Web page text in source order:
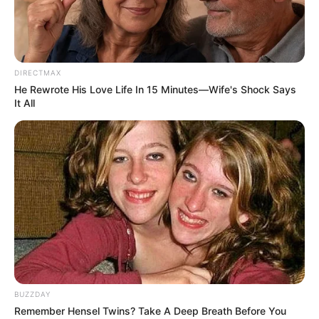
Talksik(Trans TV)
The Comment(NET.)
Ting Ting Kul Show(MNCTV)
Tonight Show(NET.)
Quotes
–
FAQ
Siapa Diah Permatasari?
Dia adalah aktris, model kelahiran Surakarta, Jawa Tengah.
Siapa nama asli Diah Permatasari?
Nama aslinya adalah Diah Permatasari.
DIRECTMAX
He Rewrote His Love Life In 15 Minutes—Wife's Shock Says
It All
BUZZDAY
Remember Hensel Twins? Take A Deep Breath Before You